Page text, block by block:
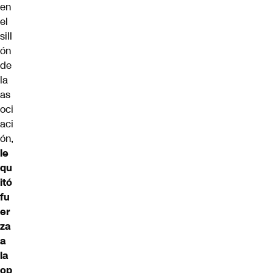
en
el
sill
ón
de
la
as
oci
aci
ón,
le
qu
itó
fu
er
za
a
la
op